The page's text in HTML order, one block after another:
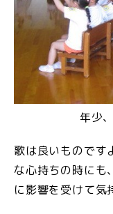
年少
歌は良いものです
な心持ちの時にも
に影響を受けて気